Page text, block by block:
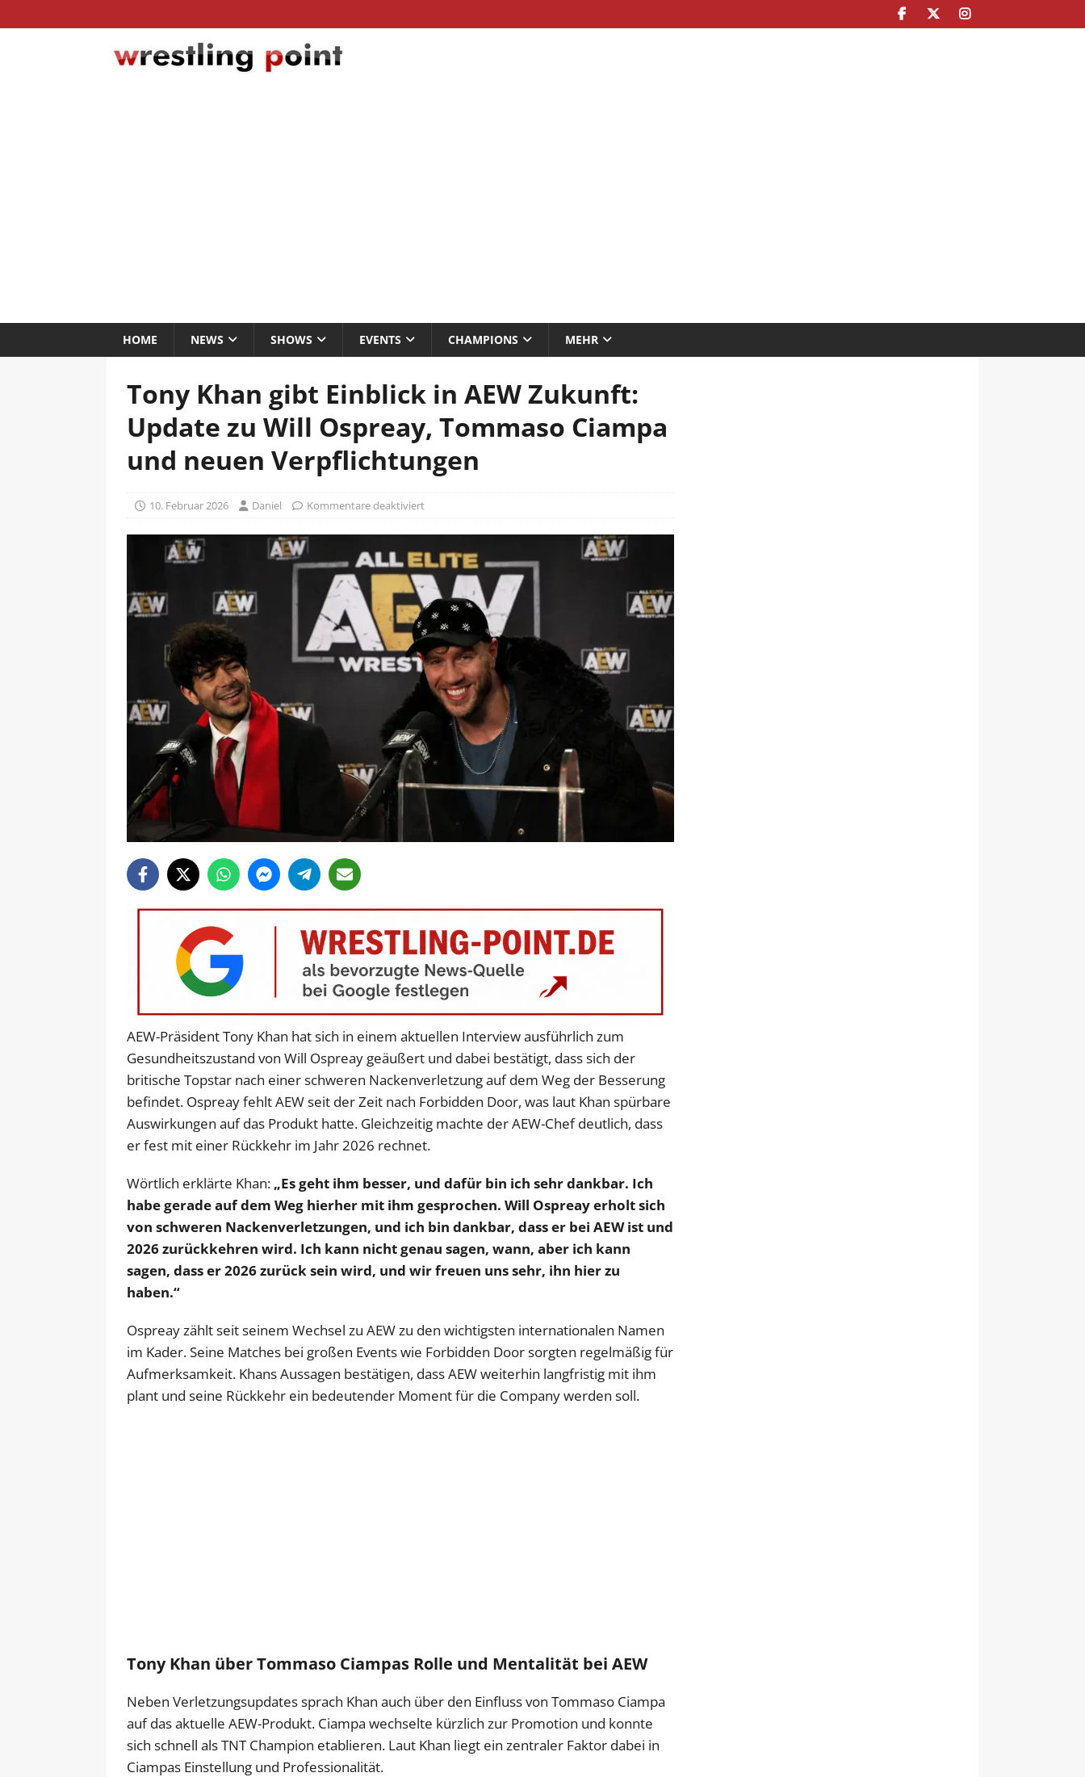
HOME NEWS SHOWS EVENTS CHAMPIONS MEHR
Tony Khan gibt Einblick in AEW Zukunft:
Update zu Will Ospreay, Tommaso Ciampa
und neuen Verpflichtungen
10. Februar 2026 Daniel Kommentare deaktiviert
AEW-Präsident Tony Khan hat sich in einem aktuellen Interview ausführlich zum
Gesundheitszustand von Will Ospreay geäußert und dabei bestätigt, dass sich der
britische Topstar nach einer schweren Nackenverletzung auf dem Weg der Besserung
befindet. Ospreay fehlt AEW seit der Zeit nach Forbidden Door, was laut Khan spürbare
Auswirkungen auf das Produkt hatte. Gleichzeitig machte der AEW-Chef deutlich, dass
er fest mit einer Rückkehr im Jahr 2026 rechnet.
Wörtlich erklärte Khan: „Es geht ihm besser, und dafür bin ich sehr dankbar. Ich
habe gerade auf dem Weg hierher mit ihm gesprochen. Will Ospreay erholt sich
von schweren Nackenverletzungen, und ich bin dankbar, dass er bei AEW ist und
2026 zurückkehren wird. Ich kann nicht genau sagen, wann, aber ich kann
sagen, dass er 2026 zurück sein wird, und wir freuen uns sehr, ihn hier zu
haben.“
Ospreay zählt seit seinem Wechsel zu AEW zu den wichtigsten internationalen Namen
im Kader. Seine Matches bei großen Events wie Forbidden Door sorgten regelmäßig für
Aufmerksamkeit. Khans Aussagen bestätigen, dass AEW weiterhin langfristig mit ihm
plant und seine Rückkehr ein bedeutender Moment für die Company werden soll.
Tony Khan über Tommaso Ciampas Rolle und Mentalität bei AEW
Neben Verletzungsupdates sprach Khan auch über den Einfluss von Tommaso Ciampa
auf das aktuelle AEW-Produkt. Ciampa wechselte kürzlich zur Promotion und konnte
sich schnell als TNT Champion etablieren. Laut Khan liegt ein zentraler Faktor dabei in
Ciampas Einstellung und Professionalität.